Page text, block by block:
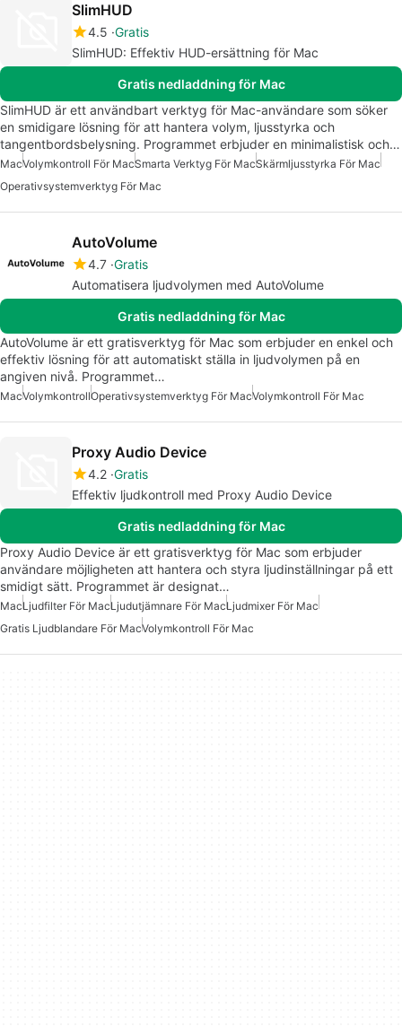
SlimHUD
4.5 Gratis
SlimHUD: Effektiv HUD-ersättning för Mac
Gratis nedladdning för Mac
SlimHUD är ett användbart verktyg för Mac-användare som söker
en smidigare lösning för att hantera volym, ljusstyrka och
tangentbordsbelysning. Programmet erbjuder en minimalistisk och…
MacVolymkontroll För MacSmarta Verktyg För MacSkärmljusstyrka För Mac
Operativsystemverktyg För Mac
AutoVolume
4.7 Gratis
Automatisera ljudvolymen med AutoVolume
Gratis nedladdning för Mac
AutoVolume är ett gratisverktyg för Mac som erbjuder en enkel och
effektiv lösning för att automatiskt ställa in ljudvolymen på en
angiven nivå. Programmet…
MacVolymkontrollOperativsystemverktyg För MacVolymkontroll För Mac
Proxy Audio Device
4.2 Gratis
Effektiv ljudkontroll med Proxy Audio Device
Gratis nedladdning för Mac
Proxy Audio Device är ett gratisverktyg för Mac som erbjuder
användare möjligheten att hantera och styra ljudinställningar på ett
smidigt sätt. Programmet är designat…
MacLjudfilter För MacLjudutjämnare För MacLjudmixer För Mac
Gratis Ljudblandare För MacVolymkontroll För Mac